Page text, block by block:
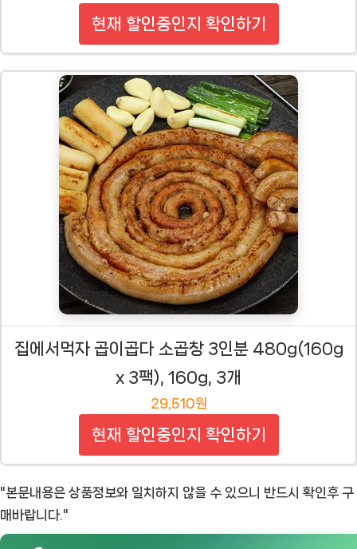
현재 할인중인지 확인하기
집에서먹자 곱이곱다 소곱창 3인분 480g(160g
x 3팩), 160g, 3개
29,510원
현재 할인중인지 확인하기
"본문내용은 상품정보와 일치하지 않을 수 있으니 반드시 확인후 구
매바랍니다."